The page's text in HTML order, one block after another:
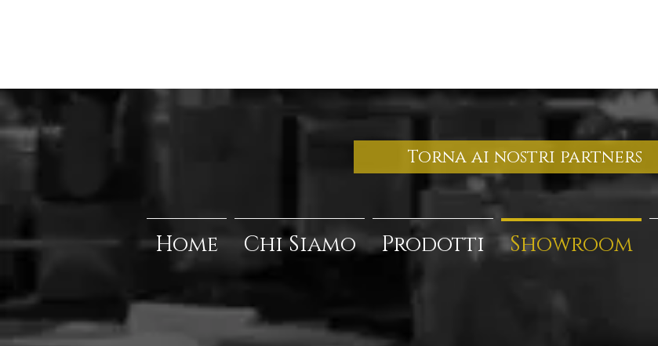
Torna ai nostri partners
Home Chi Siamo Prodotti Showroom